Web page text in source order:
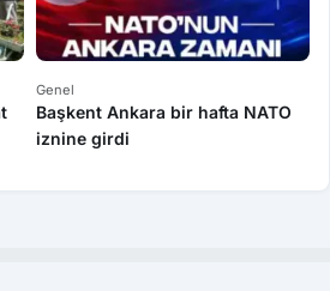
Genel
Başkent Ankara bir hafta NATO
iznine girdi